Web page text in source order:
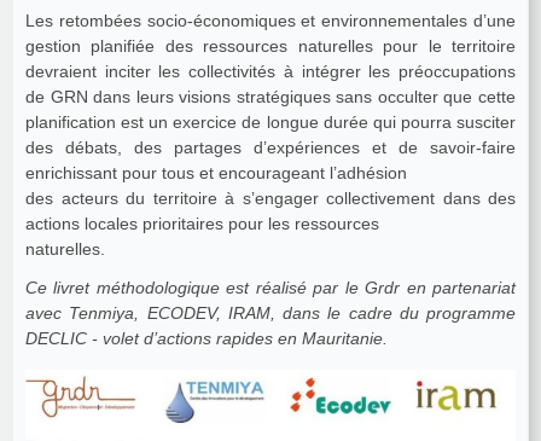
Les retombées socio-économiques et environnementales d’une
gestion planifiée des ressources naturelles pour le territoire
devraient inciter les collectivités à intégrer les préoccupations
de GRN dans leurs visions stratégiques sans occulter que cette
planification est un exercice de longue durée qui pourra susciter
des débats, des partages d’expériences et de savoir-faire
enrichissant pour tous et encourageant l’adhésion
des acteurs du territoire à s’engager collectivement dans des
actions locales prioritaires pour les ressources
naturelles.
Ce livret méthodologique est réalisé par le Grdr en partenariat
avec Tenmiya, ECODEV, IRAM, dans le cadre du programme
DECLIC - volet d’actions rapides en Mauritanie.